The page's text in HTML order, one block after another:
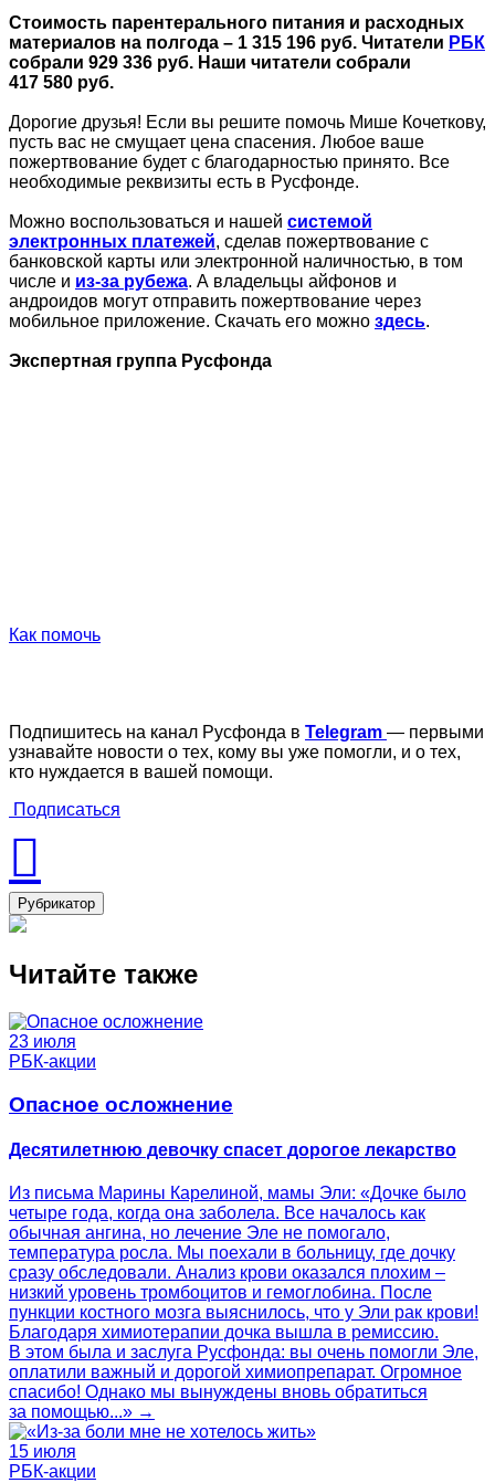
Стоимость парентерального питания и расходных
материалов на полгода – 1 315 196 руб. Читатели РБК
собрали 929 336 руб. Наши читатели собрали
417 580 руб.
Дорогие друзья! Если вы решите помочь Мише Кочеткову,
пусть вас не смущает цена спасения. Любое ваше
пожертвование будет с благодарностью принято. Все
необходимые реквизиты есть в Русфонде.
Можно воспользоваться и нашей системой
электронных платежей, сделав пожертвование с
банковской карты или электронной наличностью, в том
числе и из-за рубежа. А владельцы айфонов и
андроидов могут отправить пожертвование через
мобильное приложение. Скачать его можно здесь.
Экспертная группа Русфонда
Как помочь
Подпишитесь на канал Русфонда в Telegram — первыми
узнавайте новости о тех, кому вы уже помогли, и о тех,
кто нуждается в вашей помощи.
Подписаться
Рубрикатор
Читайте также
23 июля
РБК-акции
Опасное осложнение
Десятилетнюю девочку спасет дорогое лекарство
Из письма Марины Карелиной, мамы Эли: «Дочке было
четыре года, когда она заболела. Все началось как
обычная ангина, но лечение Эле не помогало,
температура росла. Мы поехали в больницу, где дочку
сразу обследовали. Анализ крови оказался плохим –
низкий уровень тромбоцитов и гемоглобина. После
пункции костного мозга выяснилось, что у Эли рак крови!
Благодаря химиотерапии дочка вышла в ремиссию.
В этом была и заслуга Русфонда: вы очень помогли Эле,
оплатили важный и дорогой химиопрепарат. Огромное
спасибо! Однако мы вынуждены вновь обратиться
за помощью...» →
15 июля
РБК-акции